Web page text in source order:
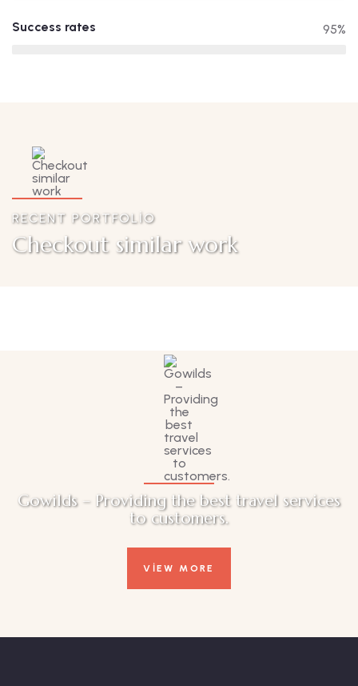
Success rates 95%
RECENT PORTFOLIO
Checkout similar work
Gowilds – Providing the best travel services
to customers.
VIEW MORE